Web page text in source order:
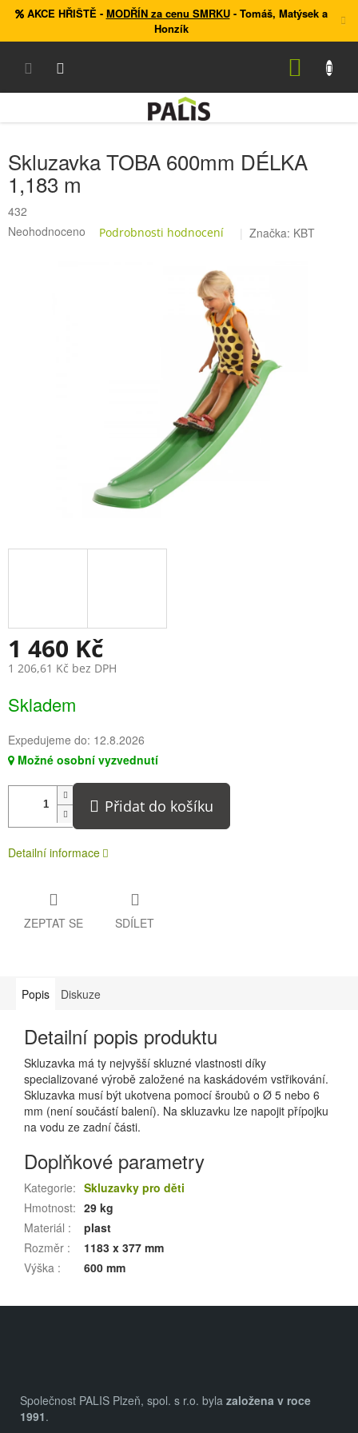
Přejít
obsah
AKCE HŘIŠTĚ- MODŘÍN za cenu SMRKU- Tomáš, Matýsek a
Honzík
Skluzavka TOBA 600mm DÉLKA
1,183 m
432
Průměrné
Neohodnoceno Podrobnosti hodnocení Značka: KBT
1 460 Kč
1 206,61 Kč bez DPH
cena:
Skladem
Expedujeme do: 12.8.2026
Možné osobní vyzvednutí
Přidat do košíku
Detailní informace
ZEPTAT SE SDÍLET
Popis Diskuze
Detailní popis produktu
Skluzavka má ty nejvyšší skluzné vlastnosti díky
specializované výrobě založené na kaskádovém vstřikování.
Skluzavka musí být ukotvena pomocí šroubů o Ø 5 nebo 6
mm (není součástí balení). Na skluzavku lze napojit přípojku
na vodu ze zadní části.
Doplňkové parametry
Kategorie: Skluzavky pro děti
Hmotnost: 29 kg
Materiál :
plast
Rozměr :
1183 x 377 mm
Výška : 600 mm
Společnost PALIS Plzeň, spol. s r.o. byla založena v roce
1991.